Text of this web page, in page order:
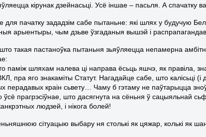
кірунак дзейнасьці. Усё іншае – пасьля. А спачатку
для пачатку зададзім сабе пытаньне: які шлях у будучую
арыентыры, чым дзьве ўзгаданыя вышэй і
такая пастаноўка пытаньня зьяўляецца непамерна
паміж шляхам налева ці направа ёсьць яшчэ, як правіла,
пра яго знакаміты Статут. Нагадайце сабе, што калісьці
перадавых краін сьвету… Чаму б гэтаму не паўтарыцца
прагрэсіўнае, што дасягнута на сёньня ў сацыяльнай
людзей, і нікога болей!
сітуацыю выбару ня столькі як цяжар, колькі як